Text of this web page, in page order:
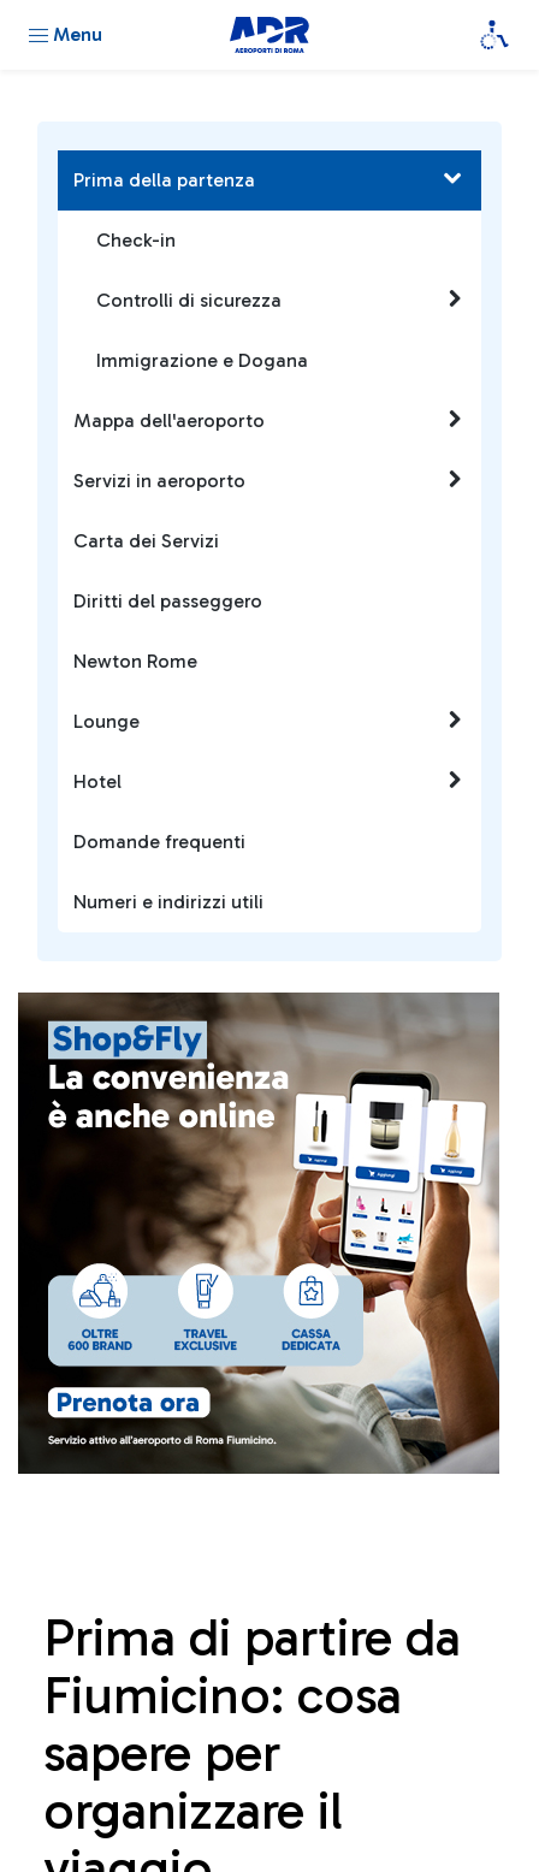
Menu
Prima di partire da
Fiumicino: cosa
sapere per
organizzare il
Prima della partenza
Check-in
Controlli di sicurezza
Immigrazione e Dogana
Mappa dell'aeroporto
Servizi in aeroporto
Carta dei Servizi
Diritti del passeggero
Newton Rome
Lounge
Hotel
Domande frequenti
Numeri e indirizzi utili